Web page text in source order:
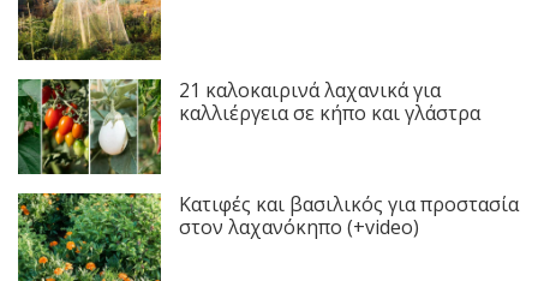
21 καλοκαιρινά λαχανικά για
καλλιέργεια σε κήπο και γλάστρα
Κατιφές και βασιλικός για προστασία
στον λαχανόκηπο (+video)